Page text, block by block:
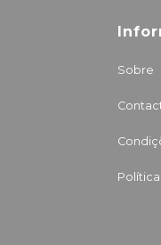
Sobre